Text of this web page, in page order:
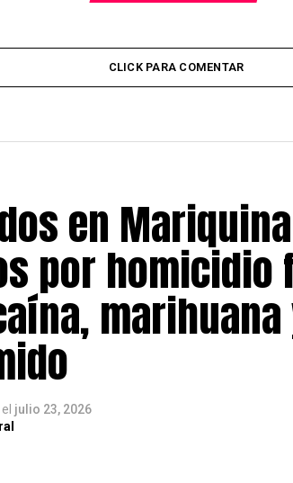
CLICK PARA COMENTAR
en
por homicidio
el julio 23, 2026